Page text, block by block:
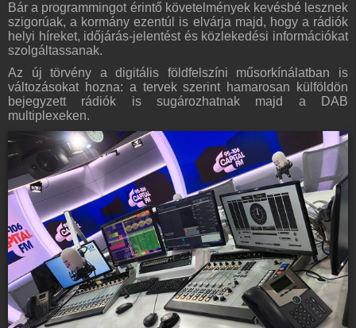
Bár a programmingot érintő követelmények kevésbé lesznek
szigorúak, a kormány ezentúl is elvárja majd, hogy a rádiók
helyi híreket, időjárás-jelentést és közlekedési információkat
szolgáltassanak.
Az új törvény a digitális földfelszíni műsorkínálatban is
változásokat hozna: a tervek szerint hamarosan külföldön
bejegyzett rádiók is sugározhatnak majd a DAB
multiplexeken.